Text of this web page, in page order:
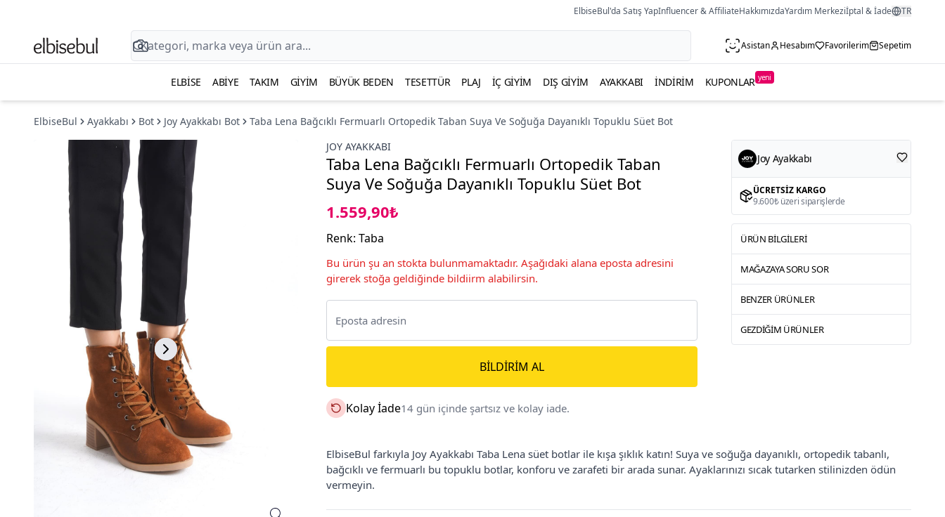
ElbiseBul'da Satış YapInfluencer & AffiliateHakkımızdaYardım Merkeziİptal & İade TR
Asistan Hesabım Favorilerim Sepetim
ELBISE ABIYE TAKIM GIYIM BÜYÜK BEDEN TESETTÜR PLAJ İÇ GIYIM DIŞ GIYIM AYAKKABI İNDIRIM KUPONLAR yeni
ElbiseBul Ayakkabı Bot Joy Ayakkabı Bot
Taba Lena Bağcıklı Fermuarlı Ortopedik Taban Suya Ve Soğuğa Dayanıklı Topuklu Süet Bot
JOY AYAKKABI
Taba Lena Bağcıklı Fermuarlı Ortopedik Taban
Suya Ve Soğuğa Dayanıklı Topuklu Süet Bot
1.559,90₺
Renk: Taba
Bu ürün şu an stokta bulunmamaktadır. Aşağıdaki alana eposta adresini
girerek stoğa geldiğinde bildiirm alabilirsin.
BILDIRIM AL
Kolay İade14 gün içinde şartsız ve kolay iade.
Joy Ayakkabı
ÜCRETSIZ KARGO
9.600₺ üzeri siparişlerde
ÜRÜN BILGILERI
MAĞAZAYA SORU SOR
BENZER ÜRÜNLER
GEZDIĞIM ÜRÜNLER
ElbiseBul farkıyla Joy Ayakkabı Taba Lena süet botlar ile kışa şıklık katın! Suya ve soğuğa dayanıklı, ortopedik tabanlı,
bağcıklı ve fermuarlı bu topuklu botlar, konforu ve zarafeti bir arada sunar. Ayaklarınızı sıcak tutarken stilinizden ödün
vermeyin.